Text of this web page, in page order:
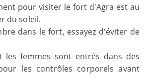
pour visiter le fort d'Agra est au
du soleil.
dans le fort, essayez d'éviter de
les femmes sont entrés dans des
les contrôles corporels avant